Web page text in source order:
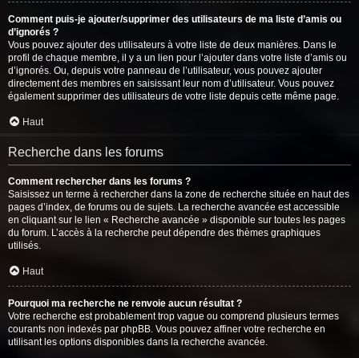
Comment puis-je ajouter/supprimer des utilisateurs de ma liste d’amis ou
d’ignorés ?
Vous pouvez ajouter des utilisateurs à votre liste de deux manières. Dans le
profil de chaque membre, il y a un lien pour l’ajouter dans votre liste d’amis ou
d’ignorés. Ou, depuis votre panneau de l’utilisateur, vous pouvez ajouter
directement des membres en saisissant leur nom d’utilisateur. Vous pouvez
également supprimer des utilisateurs de votre liste depuis cette même page.
Haut
Recherche dans les forums
Comment rechercher dans les forums ?
Saisissez un terme à rechercher dans la zone de recherche située en haut des
pages d’index, de forums ou de sujets. La recherche avancée est accessible
en cliquant sur le lien « Recherche avancée » disponible sur toutes les pages
du forum. L’accès à la recherche peut dépendre des thèmes graphiques
utilisés.
Haut
Pourquoi ma recherche ne renvoie aucun résultat ?
Votre recherche est probablement trop vague ou comprend plusieurs termes
courants non indexés par phpBB. Vous pouvez affiner votre recherche en
utilisant les options disponibles dans la recherche avancée.